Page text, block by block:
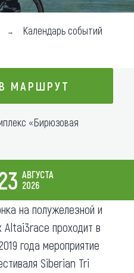
Календарь событий
МАРШРУТ
МАРШРУТ
«Бирюзовая
АВГУСТА
2026
на полужелезной и
Altai3race проходит в
года мероприятие
Siberian Tri